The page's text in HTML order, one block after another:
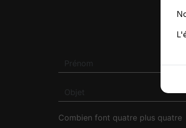
Combien font quatre plus quatre